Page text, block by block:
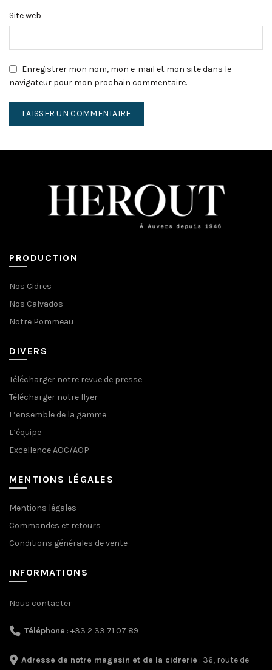
Site web
Enregistrer mon nom, mon e-mail et mon site dans le
navigateur pour mon prochain commentaire.
PRODUCTION
Nos Cidres
Nos Calvados
Notre Pommeau
DIVERS
Télécharger notre revue de presse
Télécharger notre flyer
L’ensemble de la gamme
L’équipe
Excellence AOC/AOP
MENTIONS LÉGALES
Mentions légales
Commandes et retours
Conditions générales de vente
INFORMATIONS
Nous contacter
Téléphone : +33 2 33 71 07 89
Adresse de notre magasin et de la cidrerie : 36, route de